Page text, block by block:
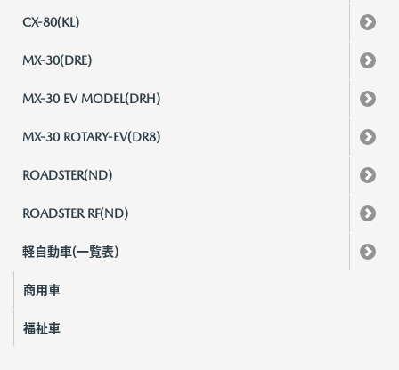
CX-80(KL)
MX-30(DRE)
MX-30 EV MODEL(DRH)
MX-30 ROTARY-EV(DR8)
ROADSTER(ND)
ROADSTER RF(ND)
軽自動車(一覧表)
商用車
福祉車